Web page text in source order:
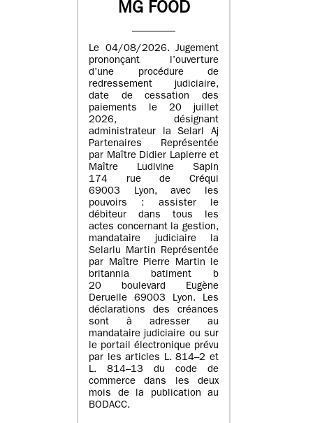
MG FOOD
Le 04/08/2026. Jugement
prononçant l’ouverture
d’une procédure de
redressement judiciaire,
date de cessation des
paiements le 20 juillet
2026, désignant
administrateur la Selarl Aj
Partenaires Représentée
par Maître Didier Lapierre et
Maître Ludivine Sapin
174 rue de Créqui
69003 Lyon, avec les
pouvoirs : assister le
débiteur dans tous les
actes concernant la gestion,
mandataire judiciaire la
Selarlu Martin Représentée
par Maître Pierre Martin le
britannia batiment b
20 boulevard Eugène
Deruelle 69003 Lyon. Les
déclarations des créances
sont à adresser au
mandataire judiciaire ou sur
le portail électronique prévu
par les articles L. 814–2 et
L. 814–13 du code de
commerce dans les deux
mois de la publication au
BODACC.